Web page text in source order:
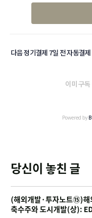
다음 정기결제 7일 전 자동결
이미 구
Powered by
당신이 놓친 글
(해외개발·투자노트⑮)해
축수주와 도시개발(상):